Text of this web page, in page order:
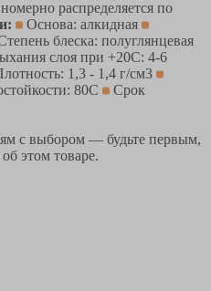
распределяется по
Основа: алкидная
блеска: полуглянцевая
слоя при +20С: 4-6
1,3 - 1,4 г/см3
80С
Срок
с выбором — будьте первым,
этом товаре.